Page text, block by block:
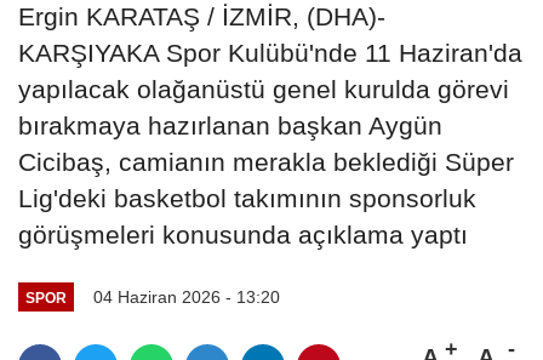
Ergin KARATAŞ / İZMİR, (DHA)-
KARŞIYAKA Spor Kulübü'nde 11 Haziran'da
yapılacak olağanüstü genel kurulda görevi
bırakmaya hazırlanan başkan Aygün
Cicibaş, camianın merakla beklediği Süper
Lig'deki basketbol takımının sponsorluk
görüşmeleri konusunda açıklama yaptı
SPOR 04 Haziran 2026 - 13:20